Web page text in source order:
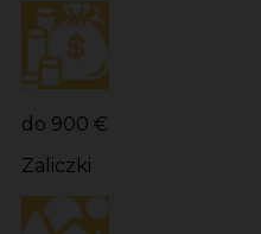
do 900 €
Zaliczki